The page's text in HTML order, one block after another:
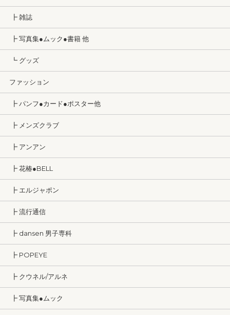
┣ 雑誌
┣ 写真集●ムック●書籍 他
┗ グッズ
ファッション
┣ パンフ●カード●ポスター他
┣ メンズクラブ
┣ アンアン
┣ 花椿●BELL
┣ エルジャポン
┣ 流行通信
┣ dansen 男子専科
┣ POPEYE
┣ クウネル/アルネ
┣ 写真集●ムック